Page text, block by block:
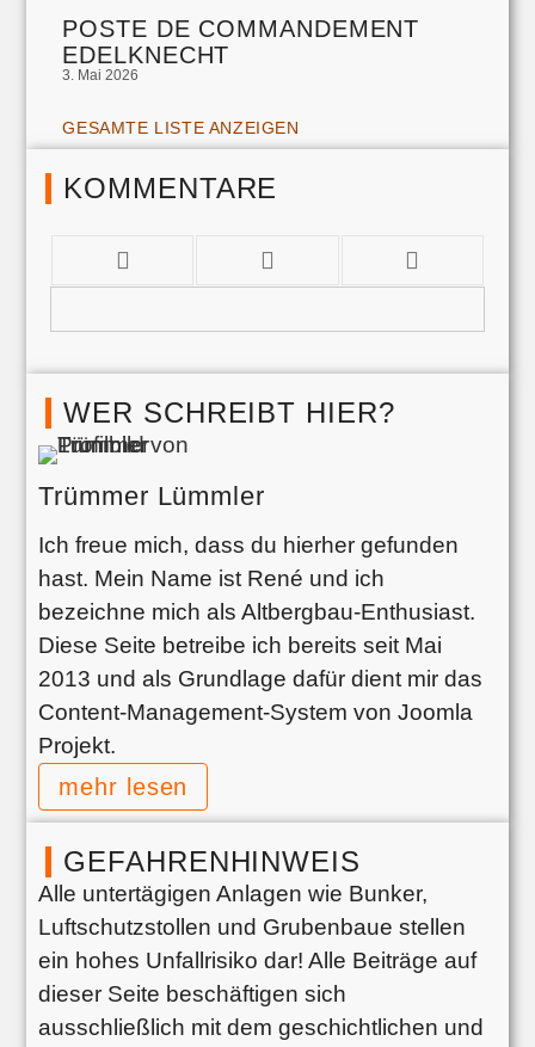
POSTE DE COMMANDEMENT
EDELKNECHT
3. Mai 2026
GESAMTE LISTE ANZEIGEN
KOMMENTARE
WER SCHREIBT HIER?
Trümmer Lümmler
Ich freue mich, dass du hierher gefunden
hast. Mein Name ist René und ich
bezeichne mich als Altbergbau-Enthusiast.
Diese Seite betreibe ich bereits seit Mai
2013 und als Grundlage dafür dient mir das
Content-Management-System von Joomla
Projekt.
mehr lesen
GEFAHRENHINWEIS
Alle untertägigen Anlagen wie Bunker,
Luftschutzstollen und Grubenbaue stellen
ein hohes Unfallrisiko dar! Alle Beiträge auf
dieser Seite beschäftigen sich
ausschließlich mit dem geschichtlichen und